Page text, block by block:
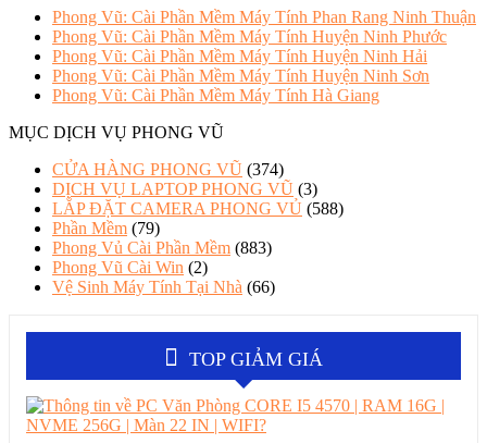
Phong Vũ: Cài Phần Mềm Máy Tính Phan Rang Ninh Thuận
Phong Vũ: Cài Phần Mềm Máy Tính Huyện Ninh Phước
Phong Vũ: Cài Phần Mềm Máy Tính Huyện Ninh Hải
Phong Vũ: Cài Phần Mềm Máy Tính Huyện Ninh Sơn
Phong Vũ: Cài Phần Mềm Máy Tính Hà Giang
MỤC DỊCH VỤ PHONG VŨ
CỬA HÀNG PHONG VŨ (374)
DỊCH VỤ LAPTOP PHONG VŨ (3)
LẮP ĐẶT CAMERA PHONG VỦ (588)
Phần Mềm (79)
Phong Vủ Cài Phần Mềm (883)
Phong Vũ Cài Win (2)
Vệ Sinh Máy Tính Tại Nhà (66)
TOP GIẢM GIÁ